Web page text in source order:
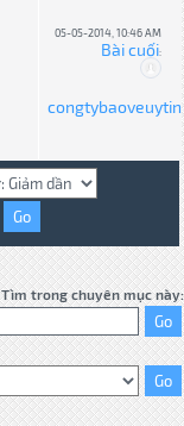
05-05-2014, 10:46 AM
Bài cuối:
congtybaoveuytin
Tìm trong chuyên mục này: